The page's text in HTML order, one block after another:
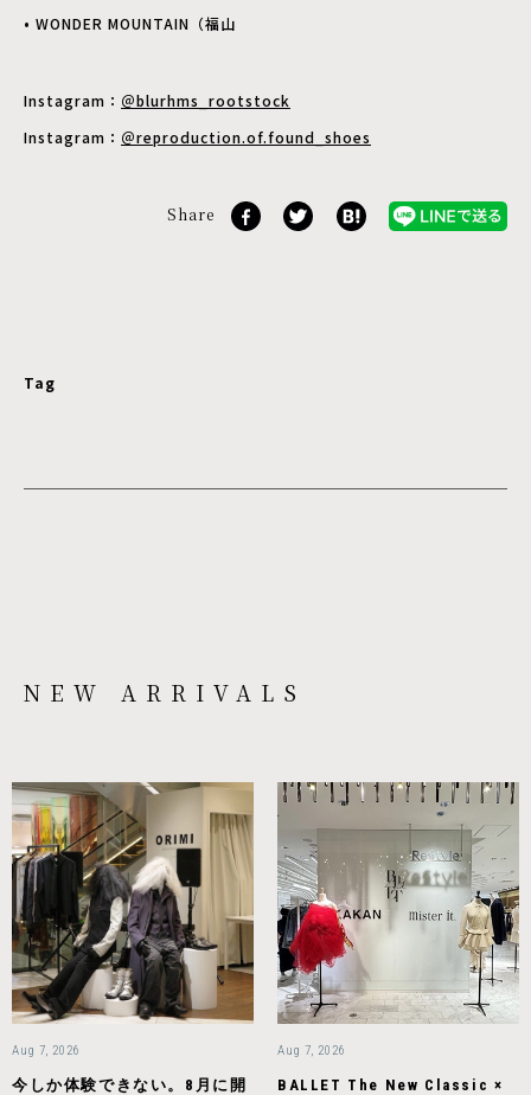
• WONDER MOUNTAIN（福山
Instagram： ＠blurhms_rootstock
Instagram： ＠reproduction.of.found_shoes
Share
Tag
NEW ARRIVALS
Aug 7, 2026
今しか体験できない。8月に開
Aug 7, 2026
BALLET The New Classic ×